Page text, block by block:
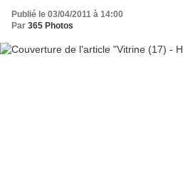
Publié le 03/04/2011 à 14:00
Par 365 Photos